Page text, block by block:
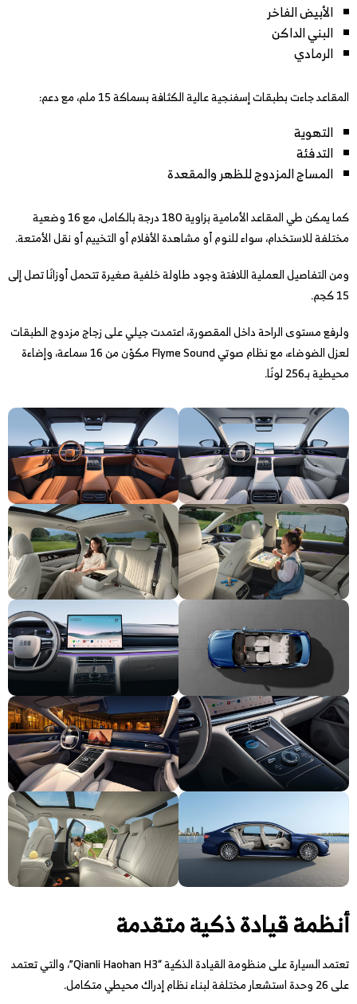
الأبيض الفاخر
البني الداكن
الرمادي
المقاعد جاءت بطبقات إسفنجية عالية الكثافة بسماكة 15 ملم، مع دعم:
التهوية
التدفئة
المساج المزدوج للظهر والمقعدة
كما يمكن طي المقاعد الأمامية بزاوية 180 درجة بالكامل، مع 16 وضعية
مختلفة للاستخدام، سواء للنوم أو مشاهدة الأفلام أو التخييم أو نقل الأمتعة.
ومن التفاصيل العملية اللافتة وجود طاولة خلفية صغيرة تتحمل أوزانًا تصل إلى
15 كجم.
ولرفع مستوى الراحة داخل المقصورة، اعتمدت جيلي على زجاج مزدوج الطبقات
لعزل الضوضاء، مع نظام صوتي Flyme Sound مكوّن من 16 سماعة، وإضاءة
محيطية بـ256 لونًا.
أنظمة قيادة ذكية متقدمة
تعتمد السيارة على منظومة القيادة الذكية “Qianli Haohan H3”، والتي تعتمد
على 26 وحدة استشعار مختلفة لبناء نظام إدراك محيطي متكامل.